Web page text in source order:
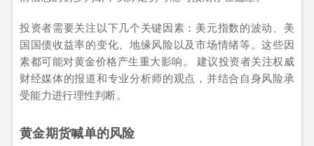
投资者需要关注以下几个关键因素：美元指数的波动、美
国国债收益率的变化、地缘风险以及市场情绪等。这些因
素都可能对黄金价格产生重大影响。 建议投资者关注权威
财经媒体的报道和专业分析师的观点，并结合自身风险承
受能力进行理性判断。
黄金期货喊单的风险